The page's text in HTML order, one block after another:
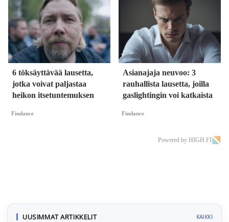
6 töksäyttävää lausetta,
jotka voivat paljastaa
heikon itsetuntemuksen
Findance
Asianajaja neuvoo: 3
rauhallista lausetta, joilla
gaslightingin voi katkaista
Findance
Powered by HIGH.FI
UUSIMMAT ARTIKKELIT KAIKKI